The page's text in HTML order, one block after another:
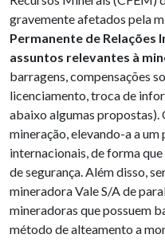
gravemente afetados pela
Permanente de
assuntos relevantes à
barragens, compensações
licenciamento, troca de
abaixo algumas
mineração, elevando-a a
internacionais, de forma
de segurança. Além disso,
mineradora Vale S/A de
mineradoras que possuem
método de alteamento a